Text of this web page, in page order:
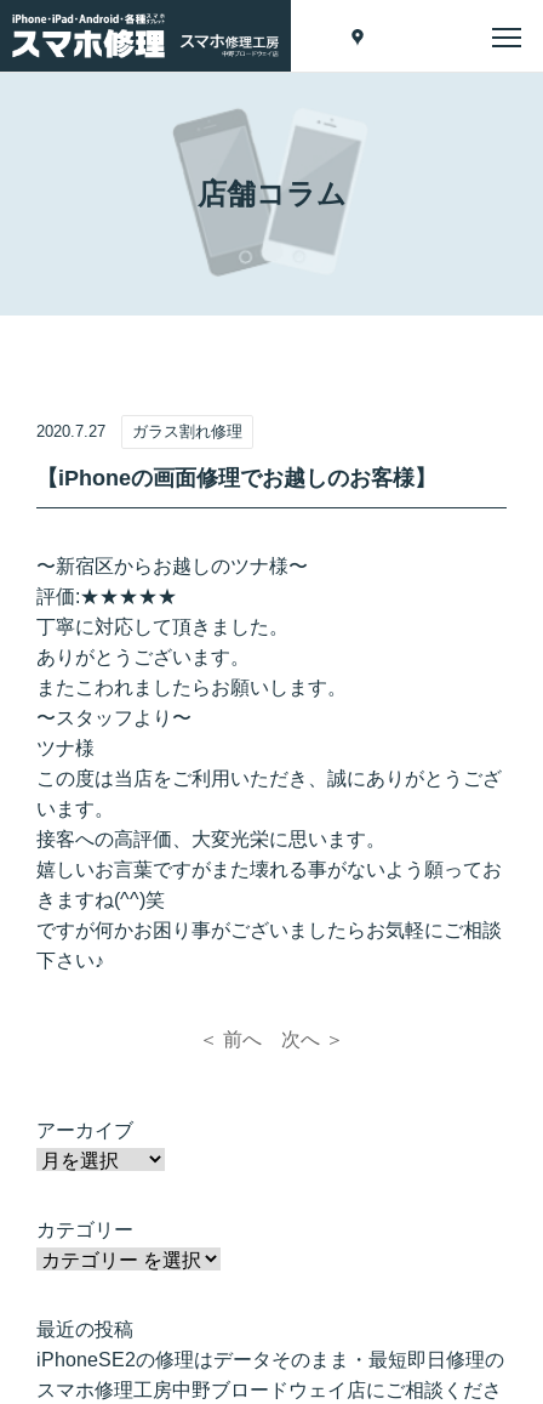
店舗コラム
2020.7.27 ガラス割れ修理
【iPhoneの画面修理でお越しのお客様】
〜新宿区からお越しのツナ様〜
評価:★★★★★
丁寧に対応して頂きました。
ありがとうございます。
またこわれましたらお願いします。
〜スタッフより〜
ツナ様
この度は当店をご利用いただき、誠にありがとうござ
います。
接客への高評価、大変光栄に思います。
嬉しいお言葉ですがまた壊れる事がないよう願ってお
きますね(^^)笑
ですが何かお困り事がございましたらお気軽にご相談
下さい♪
＜ 前へ 次へ ＞
アーカイブ
カテゴリー
最近の投稿
iPhoneSE2の修理はデータそのまま・最短即日修理の
スマホ修理工房中野ブロードウェイ店にご相談くださ